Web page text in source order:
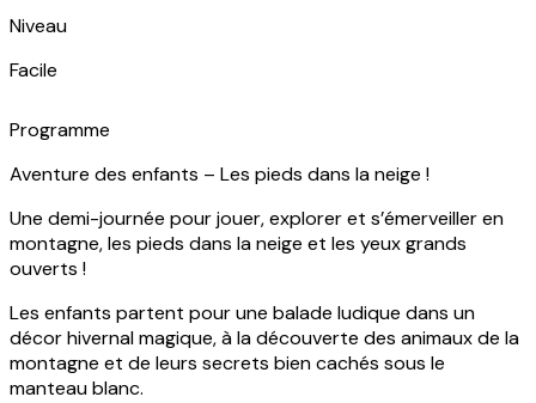
Niveau
Facile
Programme
Aventure des enfants – Les pieds dans la neige !
Une demi-journée pour jouer, explorer et s’émerveiller en
montagne, les pieds dans la neige et les yeux grands
ouverts !
Les enfants partent pour une balade ludique dans un
décor hivernal magique, à la découverte des animaux de la
montagne et de leurs secrets bien cachés sous le
manteau blanc.